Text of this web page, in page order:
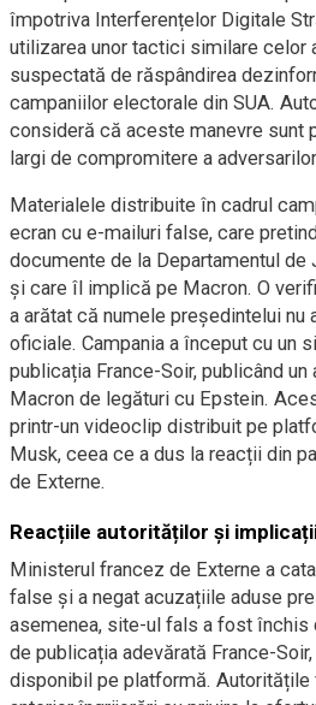
împotriva Interferențelor Digitale
utilizarea unor tactici similare celor
suspectată de răspândirea
campaniilor electorale din SUA.
consideră că aceste manevre sunt
largi de compromitere a
Materialele distribuite în cadrul
ecran cu e-mailuri false, care
documente de la Departamentul de
și care îl implică pe Macron. O
a arătat că numele președintelui nu
oficiale. Campania a început cu un
publicația France-Soir, publicând
Macron de legături cu Epstein.
printr-un videoclip distribuit pe
Musk, ceea ce a dus la reacții din
de Externe.
Reacțiile autorităților și
Ministerul francez de Externe a
false și a negat acuzațiile aduse
asemenea, site-ul fals a fost închis
de publicația adevărată France-
disponibil pe platformă. Autoritățile